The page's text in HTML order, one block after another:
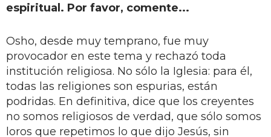
espiritual. Por favor, comente...
Osho, desde muy temprano, fue muy
provocador en este tema y rechazó toda
institución religiosa. No sólo la Iglesia: para él,
todas las religiones son espurias, están
podridas. En definitiva, dice que los creyentes
no somos religiosos de verdad, que sólo somos
loros que repetimos lo que dijo Jesús, sin